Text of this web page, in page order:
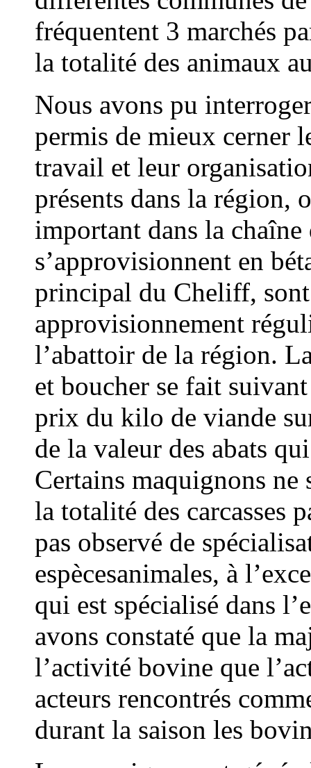
fréquentent 3 marchés
la totalité des animaux
Nous avons pu
permis de mieux cerner
travail et leur
présents dans la
important dans la
s’approvisionnent en
principal du Cheliff,
approvisionnement
l’abattoir de la région.
et boucher se fait
prix du kilo de viande
de la valeur des abats
Certains maquignons ne
la totalité des carcasses
pas observé de
espècesanimales, à
qui est spécialisé dans
avons constaté que la
l’activité bovine que
acteurs rencontrés
durant la saison les